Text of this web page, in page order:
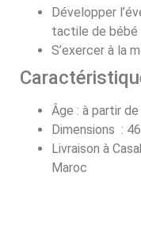
Développer
tactile de bébé
S’exercer à la
Âge : à partir
Dimensions :
Livraison à
Maroc